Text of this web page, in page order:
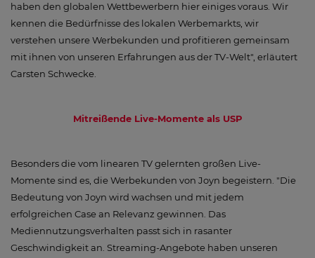
haben den globalen Wettbewerbern hier einiges voraus. Wir
kennen die Bedürfnisse des lokalen Werbemarkts, wir
verstehen unsere Werbekunden und profitieren gemeinsam
mit ihnen von unseren Erfahrungen aus der TV-Welt", erläutert
Carsten Schwecke.
Mitreißende Live-Momente als USP
Besonders die vom linearen TV gelernten großen Live-
Momente sind es, die Werbekunden von Joyn begeistern. "Die
Bedeutung von Joyn wird wachsen und mit jedem
erfolgreichen Case an Relevanz gewinnen. Das
Mediennutzungsverhalten passt sich in rasanter
Geschwindigkeit an. Streaming-Angebote haben unseren